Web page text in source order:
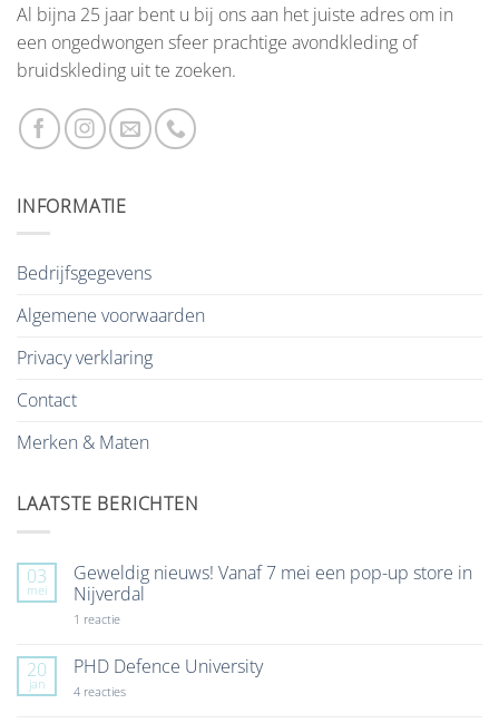
Al bijna 25 jaar bent u bij ons aan het juiste adres om in
een ongedwongen sfeer prachtige avondkleding of
bruidskleding uit te zoeken.
INFORMATIE
Bedrijfsgegevens
Algemene voorwaarden
Privacy verklaring
Contact
Merken & Maten
LAATSTE BERICHTEN
03
mei
Geweldig nieuws! Vanaf 7 mei een pop-up store in
Nijverdal
1 reactieop
Vanaf
7
mei
20
jan
PHD Defence University
4 reactiesop